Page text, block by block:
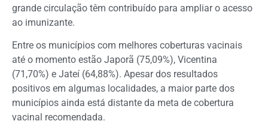
grande circulação têm contribuído para ampliar o acesso
ao imunizante.
Entre os municípios com melhores coberturas vacinais
até o momento estão Japorã (75,09%), Vicentina
(71,70%) e Jateí (64,88%). Apesar dos resultados
positivos em algumas localidades, a maior parte dos
municípios ainda está distante da meta de cobertura
vacinal recomendada.